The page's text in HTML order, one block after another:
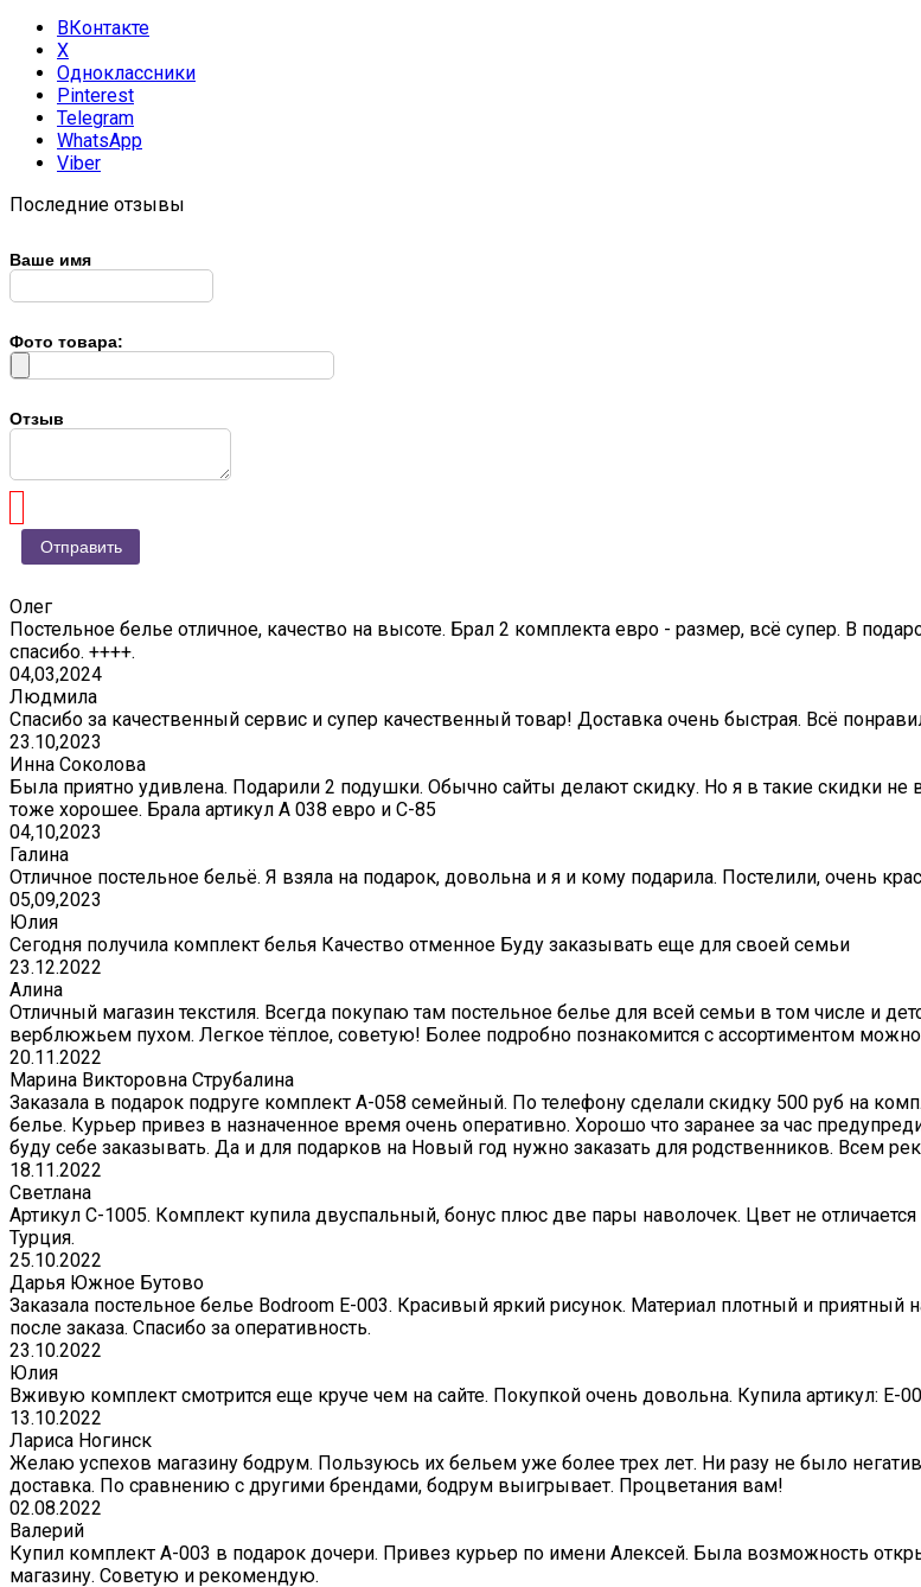
ВКонтакте
X
Одноклассники
Pinterest
Telegram
WhatsApp
Viber
Последние отзывы
Ваше имя
Фото товара:
Отзыв
Олег
Постельное белье отличное, качество на высоте. Брал 2 комплекта евро - размер, всё супер. В
спасибо. ++++.
04,03,2024
Людмила
Спасибо за качественный сервис и супер качественный товар! Доставка очень быстрая. Всё
23.10,2023
Инна Соколова
Была приятно удивлена. Подарили 2 подушки. Обычно сайты делают скидку. Но я в такие скидки
тоже хорошее. Брала артикул А 038 евро и С-85
04,10,2023
Галина
Отличное постельное бельё. Я взяла на подарок, довольна и я и кому подарила. Постелили, очень
05,09,2023
Юлия
Сегодня получила комплект белья Качество отменное Буду заказывать еще для своей семьи
23.12.2022
Алина
Отличный магазин текстиля. Всегда покупаю там постельное белье для всей семьи в том числе и
верблюжьем пухом. Легкое тёплое, советую! Более подробно познакомится с ассортиментом можно
20.11.2022
Марина Викторовна Струбалина
Заказала в подарок подруге комплект А-058 семейный. По телефону сделали скидку 500 руб на
белье. Курьер привез в назначенное время очень оперативно. Хорошо что заранее за час
буду себе заказывать. Да и для подарков на Новый год нужно заказать для родственников. Всем
18.11.2022
Светлана
Артикул С-1005. Комплект купила двуспальный, бонус плюс две пары наволочек. Цвет не
Турция.
25.10.2022
Дарья Южное Бутово
Заказала постельное белье Bodroom E-003. Красивый яркий рисунок. Материал плотный и
после заказа. Спасибо за оперативность.
23.10.2022
Юлия
Вживую комплект смотрится еще круче чем на сайте. Покупкой очень довольна. Купила артикул: E-
13.10.2022
Лариса Ногинск
Желаю успехов магазину бодрум. Пользуюсь их бельем уже более трех лет. Ни разу не было
доставка. По сравнению с другими брендами, бодрум выигрывает. Процветания вам!
02.08.2022
Валерий
Купил комплект A-003 в подарок дочери. Привез курьер по имени Алексей. Была возможность
магазину. Советую и рекомендую.